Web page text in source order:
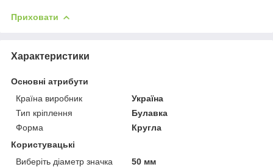
Приховати
Характеристики
Основні атрибути
Країна виробник
Україна
Тип кріплення
Булавка
Форма
Кругла
Користувацькі
Виберіть діаметр значка
50 мм